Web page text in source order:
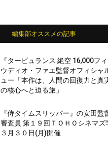
編集部オススメの記事
『タービュランス 絶空 16,000フ
ウディオ・ファエ監督オフィシャ
ュー「本作は、人間の回復力と真
の核心へと迫る旅」
『侍タイムスリッパー』の安田監
審査員 第１９回ＴＯＨＯシネマズ
３月３０日(月)開催